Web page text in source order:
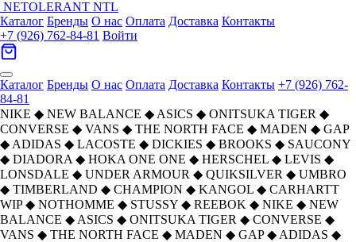
NETOLERANT NTL
Каталог Бренды О нас Оплата Доставка Контакты
+7 (926) 762-84-81 Войти
Каталог Бренды О нас Оплата Доставка Контакты +7 (926) 762-
84-81
NIKE ◆ NEW BALANCE ◆ ASICS ◆ ONITSUKA TIGER ◆
CONVERSE ◆ VANS ◆ THE NORTH FACE ◆ MADEN ◆ GAP
◆ ADIDAS ◆ LACOSTE ◆ DICKIES ◆ BROOKS ◆ SAUCONY
◆ DIADORA ◆ HOKA ONE ONE ◆ HERSCHEL ◆ LEVIS ◆
LONSDALE ◆ UNDER ARMOUR ◆ QUIKSILVER ◆ UMBRO
◆ TIMBERLAND ◆ CHAMPION ◆ KANGOL ◆ CARHARTT
WIP ◆ NOTHOMME ◆ STUSSY ◆ REEBOK ◆ NIKE ◆ NEW
BALANCE ◆ ASICS ◆ ONITSUKA TIGER ◆ CONVERSE ◆
VANS ◆ THE NORTH FACE ◆ MADEN ◆ GAP ◆ ADIDAS ◆